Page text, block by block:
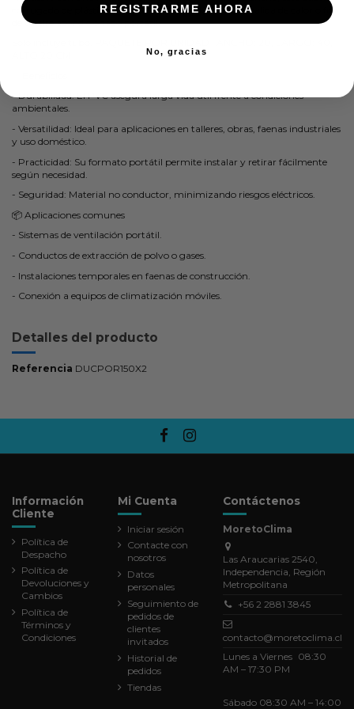
corrugado de plástico en color blanco es ideal para la salida de calor o frío
de tu aire acondicionado portátil.
- Durabilidad: El PVC asegura larga vida útil frente a condiciones
ambientales.
- Versatilidad: Ideal para aplicaciones en talleres, obras, faenas industriales
y uso doméstico.
- Practicidad: Su formato portátil permite instalar y retirar fácilmente
según necesidad.
- Seguridad: Material no conductor, minimizando riesgos eléctricos.
📦 Aplicaciones comunes
- Sistemas de ventilación portátil.
- Conductos de extracción de polvo o gases.
- Instalaciones temporales en faenas de construcción.
- Conexión a equipos de climatización móviles.
Detalles del producto
Referencia DUCPOR150X2
Información
Cliente
Política de
Despacho
Política de
Devoluciones y
Cambios
Política de
Términos y
Condiciones
Mi Cuenta
Iniciar sesión
Contacte con
nosotros
Datos
personales
Seguimiento de
pedidos de
clientes
invitados
Historial de
pedidos
Tiendas
Contáctenos
MoretoClima
Las Araucarias 2540,
Independencia, Región
Metropolitana
+56 2 2881 3845
contacto@moretoclima.cl
Lunes a Viernes 08:30
AM – 17:30 PM
Sábado 08:30 AM – 14:00
REGISTRARME AHORA
No, gracias